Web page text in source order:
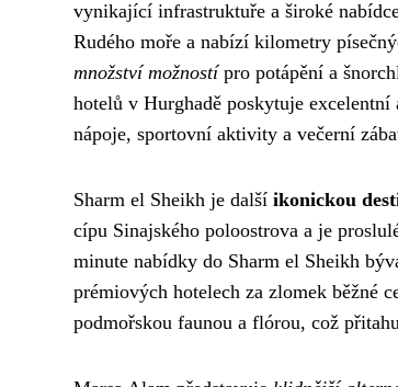
vynikající infrastruktuře a široké
Rudého moře a nabízí kilometry
množství možnostípro potápění a
hotelů v Hurghadě poskytuje
nápoje, sportovní aktivity a večerní
Sharm el Sheikh je další ikonickou
cípu Sinajského poloostrova a je
minute nabídky do Sharm el Sheikh
prémiových hotelech za zlomek běžné
podmořskou faunou a flórou, což